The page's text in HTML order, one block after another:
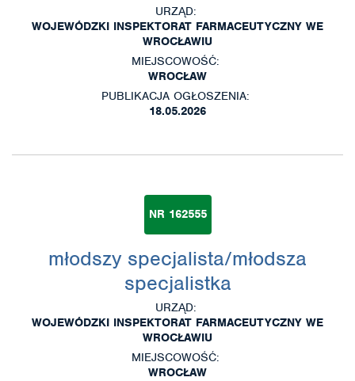
URZĄD:
WOJEWÓDZKI INSPEKTORAT FARMACEUTYCZNY WE
WROCŁAWIU
MIEJSCOWOŚĆ:
WROCŁAW
PUBLIKACJA OGŁOSZENIA:
18.05.2026
NR 162555
młodszy specjalista/młodsza
specjalistka
URZĄD:
WOJEWÓDZKI INSPEKTORAT FARMACEUTYCZNY WE
WROCŁAWIU
MIEJSCOWOŚĆ:
WROCŁAW